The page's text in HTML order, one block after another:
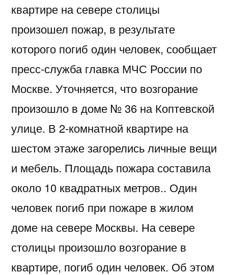
квартире на севере столицы
произошел пожар, в результате
которого погиб один человек, сообщает
пресс-служба главка МЧС России по
Москве. Уточняется, что возгорание
произошло в доме № 36 на Коптевской
улице. В 2-комнатной квартире на
шестом этаже загорелись личные вещи
и мебель. Площадь пожара составила
около 10 квадратных метров.. Один
человек погиб при пожаре в жилом
доме на севере Москвы. На севере
столицы произошло возгорание в
квартире, погиб один человек. Об этом